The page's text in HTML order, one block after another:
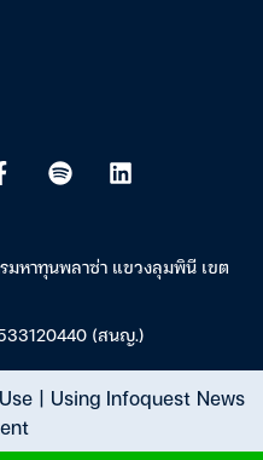
หาทุนพลาซ่า แขวงลุมพินี เขต
(สนญ.)
| Using Infoquest News